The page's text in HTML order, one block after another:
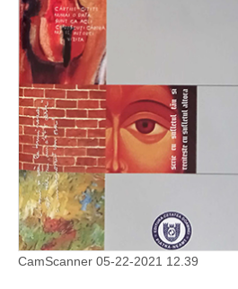
CamScanner 05-22-2021 12.39